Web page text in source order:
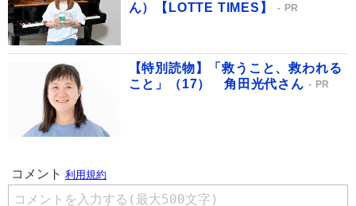
ん）【LOTTE TIMES】
PR
【特別読物】「救うこと、救われる
こと」（17） 角田光代さん
PR